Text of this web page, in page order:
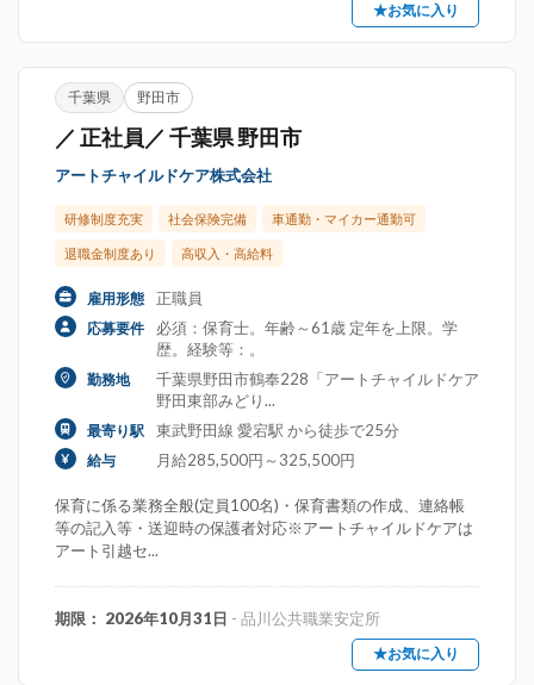
★お気に入り
千葉県 野田市
／ 正社員／ 千葉県 野田市
アートチャイルドケア株式会社
研修制度充実 社会保険完備 車通勤・マイカー通勤可
退職金制度あり 高収入・高給料
雇用形態 正職員
応募要件
必須：保育士。年齢～61歳 定年を上限。学
歴。経験等：。
勤務地
千葉県野田市鶴奉228「アートチャイルドケア
野田東部みどり...
最寄り駅 東武野田線 愛宕駅 から徒歩で25分
給与 月給285,500円～325,500円
保育に係る業務全般(定員100名)・保育書類の作成、連絡帳
等の記入等・送迎時の保護者対応※アートチャイルドケアは
アート引越セ...
期限： 2026年10月31日 - 品川公共職業安定所
★お気に入り